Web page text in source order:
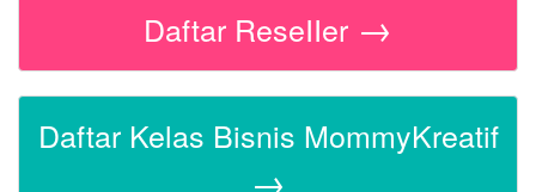
Daftar ReseIIer →
Daftar Kelas Bisnis MommyKreatif
→